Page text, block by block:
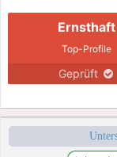
Ernsthaft
Top-Profile
Geprüft